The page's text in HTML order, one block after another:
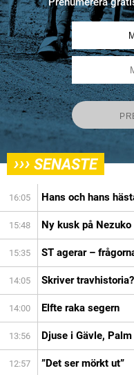
››› SENASTE
16:05 Hans och hans
15:48 Ny kusk på Nezuko
15:35 ST agerar –
14:05 Skriver travhistoria?
14:00 Elfte raka segern
13:56 Djuse i Gävle,
12:57 ”Det ser mörkt ut”